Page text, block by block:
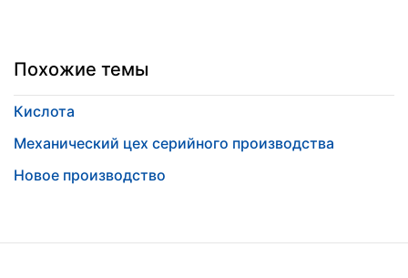
Похожие темы
Кислота
Механический цех серийного производства
Новое производство